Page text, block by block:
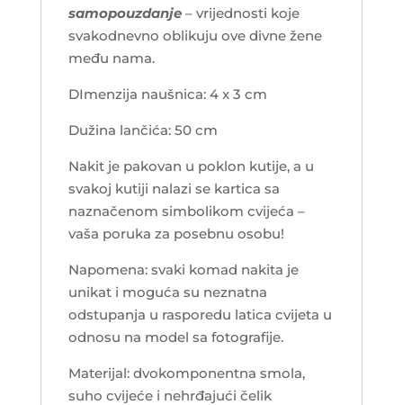
samopouzdanje– vrijednosti koje
svakodnevno oblikuju ove divne žene
među nama.
DImenzija naušnica: 4 x 3 cm
Dužina lančića: 50 cm
Nakit je pakovan u poklon kutije, a u
svakoj kutiji nalazi se kartica sa
naznačenom simbolikom cvijeća –
vaša poruka za posebnu osobu!
Napomena: svaki komad nakita je
unikat i moguća su neznatna
odstupanja u rasporedu latica cvijeta u
odnosu na model sa fotografije.
Materijal: dvokomponentna smola,
suho cvijeće i nehrđajući čelik